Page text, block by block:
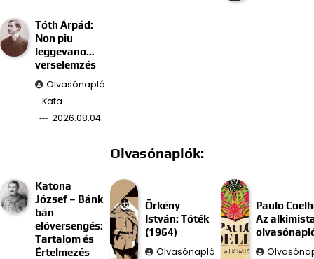
Tóth Árpád:
Non piu
leggevano…
verselemzés
Olvasónapló
- Kata
2026.08.04.
Olvasónaplók:
Katona
József – Bánk
bán
előversengés:
Tartalom és
Értelmezés
Örkény
István: Tóték
(1964)
Olvasónapló
Paulo
Az